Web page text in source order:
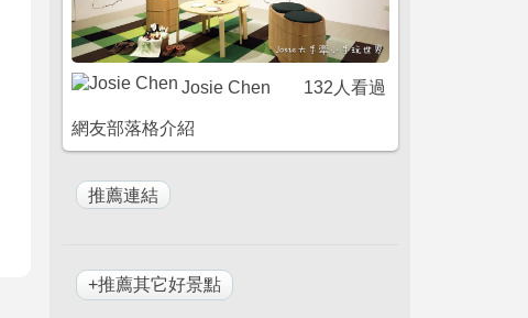
Josie Chen 132人看過
網友部落格介紹
+推薦其它好景點